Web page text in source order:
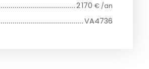
2 170 € /an
VA4736